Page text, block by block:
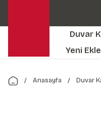
Duvar
Yeni
Anasayfa Duvar